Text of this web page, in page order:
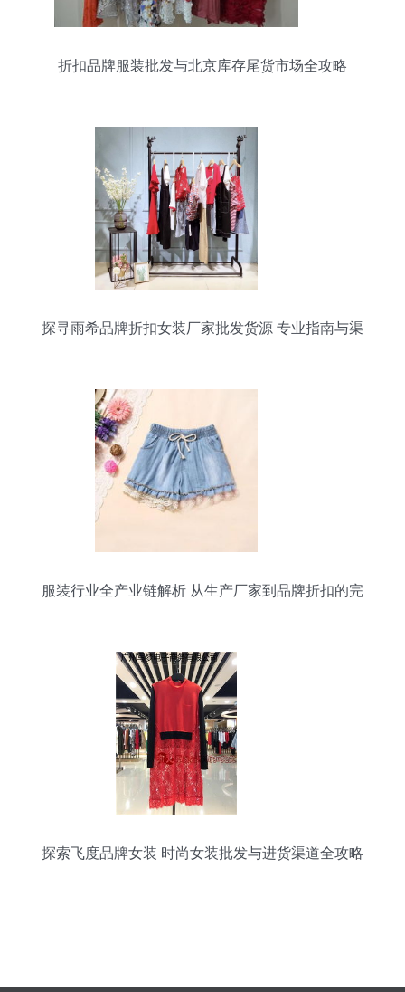
折扣品牌服装批发与北京库存尾货市场全攻略
探寻雨希品牌折扣女装厂家批发货源 专业指南与渠
服装行业全产业链解析 从生产厂家到品牌折扣的完
探索飞度品牌女装 时尚女装批发与进货渠道全攻略